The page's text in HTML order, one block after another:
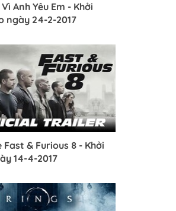
Anh Yêu Em - Khởi
ngày 24-2-2017
Fast & Furious 8 - Khởi
14-4-2017